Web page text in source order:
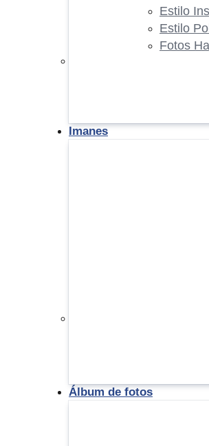
Estilo
Estilo
Fotos
Imanes
Álbum de fotos